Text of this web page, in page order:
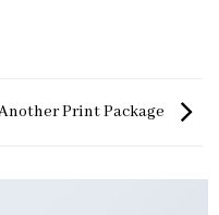
Print Package